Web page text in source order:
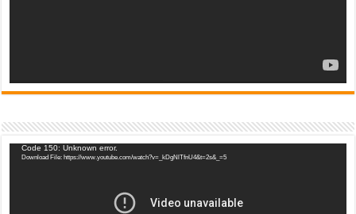
Video
Player
Code 150: Unknown error.
Download File: https://www.youtube.com/watch?v=_kDgNlTfnU4&t=2s&_=5